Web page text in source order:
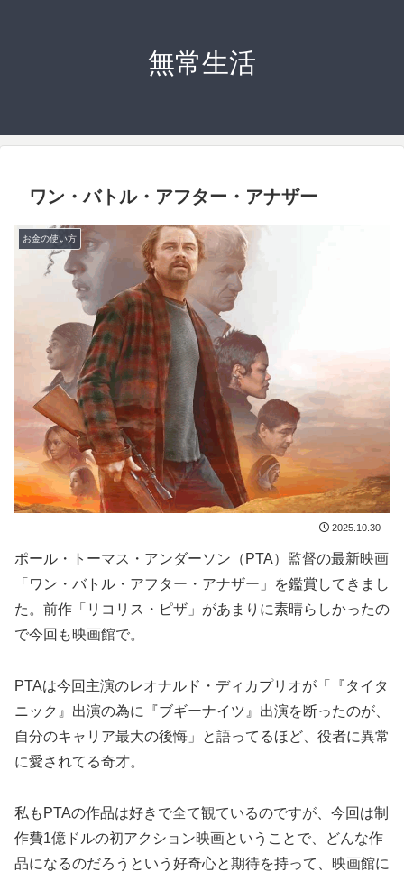
無常生活
ワン・バトル・アフター・アナザー
お金の使い方
2025.10.30
ポール・トーマス・アンダーソン（PTA）監督の最新映画
「ワン・バトル・アフター・アナザー」を鑑賞してきまし
た。前作「リコリス・ピザ」があまりに素晴らしかったの
で今回も映画館で。
PTAは今回主演のレオナルド・ディカプリオが「『タイタ
ニック』出演の為に『ブギーナイツ』出演を断ったのが、
自分のキャリア最大の後悔」と語ってるほど、役者に異常
に愛されてる奇才。
私もPTAの作品は好きで全て観ているのですが、今回は制
作費1億ドルの初アクション映画ということで、どんな作
品になるのだろうという好奇心と期待を持って、映画館に